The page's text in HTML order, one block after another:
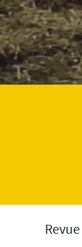
Revue